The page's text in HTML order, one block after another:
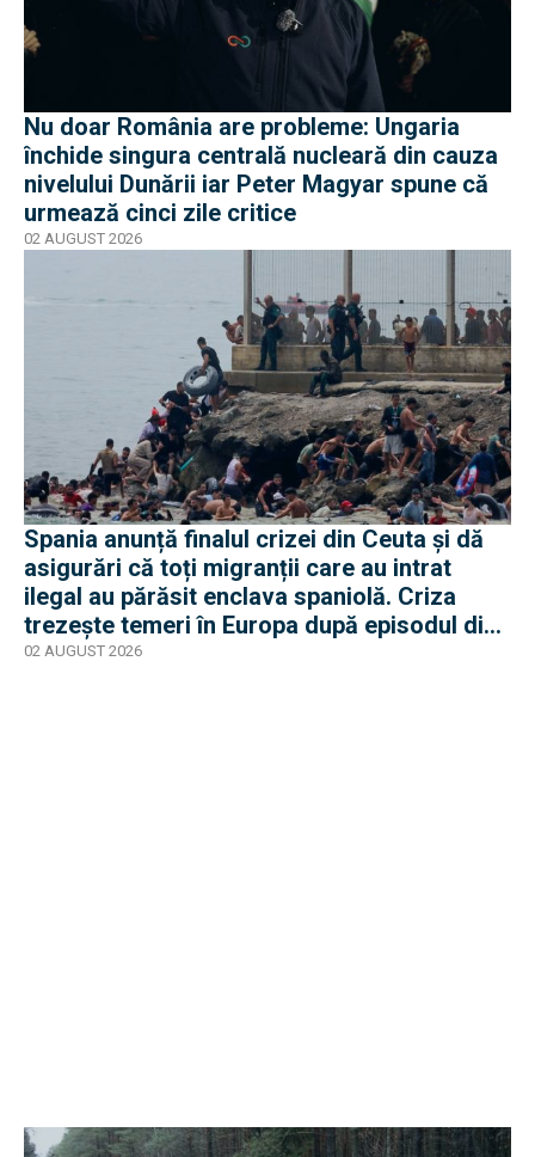
Nu doar România are probleme: Ungaria
închide singura centrală nucleară din cauza
nivelului Dunării iar Peter Magyar spune că
urmează cinci zile critice
02 AUGUST 2026
Spania anunță finalul crizei din Ceuta și dă
asigurări că toți migranții care au intrat
ilegal au părăsit enclava spaniolă. Criza
trezește temeri în Europa după episodul din
2015
02 AUGUST 2026